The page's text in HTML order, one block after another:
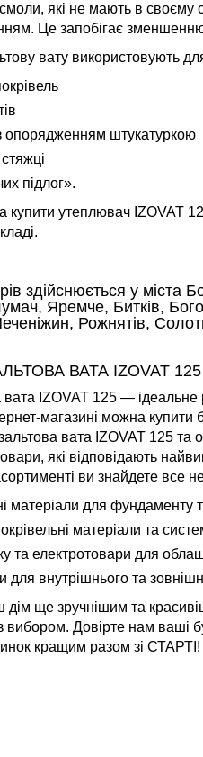
смоли, які не мають в
Це запобігає зменшенню
вату використовують
опорядженням штукатуркою
підлог».
купити утеплювач IZOVAT
здійснюється у
Яремче, Битків,
Рожнятів,
ВАТА IZOVAT
IZOVAT 125 — ідеальне
магазині можна купити
вата IZOVAT 125 та
які відповідають
ви знайдете все
матеріали для фундаменту
матеріали та
та електротовари для
для внутрішнього та
дім ще зручнішим та
вибором. Довірте нам ваші
кращим разом зі СТАРТІ!